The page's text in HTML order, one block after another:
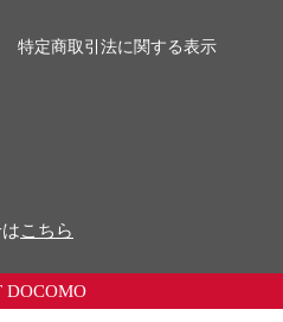
特定商取引法に関する表示
こちら
DOCOMO